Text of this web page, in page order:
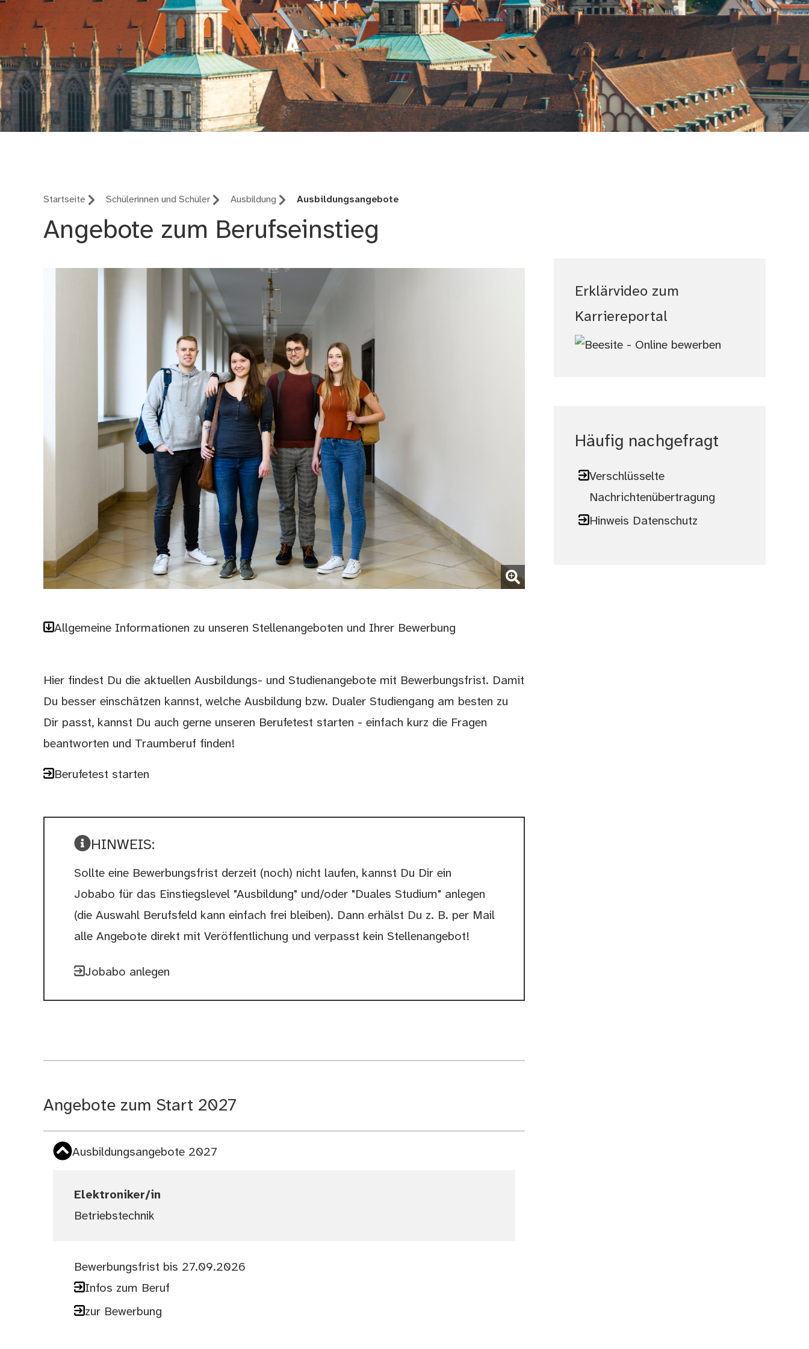
Startseite Schülerinnen und Schüler Ausbildung Ausbildungsangebote
Angebote zum Berufseinstieg
(Bild vergrößern)
Allgemeine Informationen zu unseren Stellenangeboten und Ihrer Bewerbung
Hier findest Du die aktuellen Ausbildungs- und Studienangebote mit Bewerbungsfrist. Damit
Du besser einschätzen kannst, welche Ausbildung bzw. Dualer Studiengang am besten zu
Dir passt, kannst Du auch gerne unseren Berufetest starten - einfach kurz die Fragen
beantworten und Traumberuf finden!
Berufetest starten
HINWEIS:
Sollte eine Bewerbungsfrist derzeit (noch) nicht laufen, kannst Du Dir ein
Jobabo für das Einstiegslevel "Ausbildung" und/oder "Duales Studium" anlegen
(die Auswahl Berufsfeld kann einfach frei bleiben). Dann erhälst Du z. B. per Mail
alle Angebote direkt mit Veröffentlichung und verpasst kein Stellenangebot!
Jobabo anlegen
Angebote zum Start 2027
Ausbildungsangebote 2027
Elektroniker/in
Betriebstechnik
Bewerbungsfrist bis 27.09.2026
Infos zum Beruf
zur Bewerbung
Erklärvideo zum
Karriereportal
Häufig nachgefragt
Verschlüsselte
Nachrichtenübertragung
Hinweis Datenschutz